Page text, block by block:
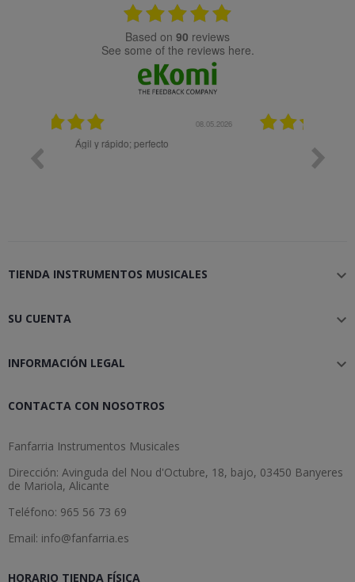
based on 90 reviews
see some of the reviews here.
08.04.2026
Muy bien
TIENDA INSTRUMENTOS MUSICALES 
SU CUENTA 
INFORMACIÓN LEGAL 
CONTACTA CON NOSOTROS
Fanfarria Instrumentos Musicales
Dirección: Avinguda del Nou d'Octubre, 18, bajo, 03450 Banyeres
de Mariola, Alicante
Teléfono: 965 56 73 69
Email: info@fanfarria.es
HORARIO TIENDA FÍSICA